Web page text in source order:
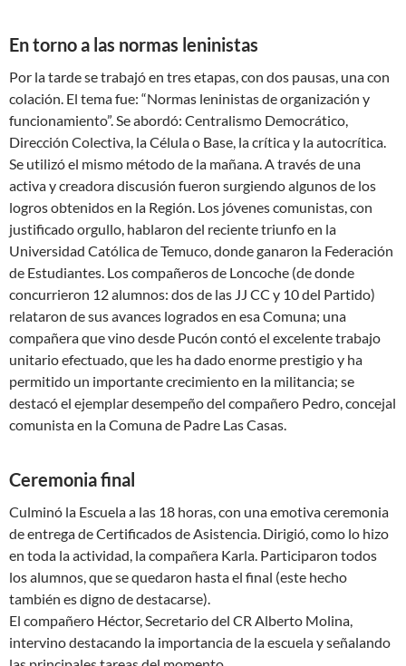
En torno a las normas leninistas
Por la tarde se trabajó en tres etapas, con dos pausas, una con
colación. El tema fue: “Normas leninistas de organización y
funcionamiento”. Se abordó: Centralismo Democrático,
Dirección Colectiva, la Célula o Base, la crítica y la autocrítica.
Se utilizó el mismo método de la mañana. A través de una
activa y creadora discusión fueron surgiendo algunos de los
logros obtenidos en la Región. Los jóvenes comunistas, con
justificado orgullo, hablaron del reciente triunfo en la
Universidad Católica de Temuco, donde ganaron la Federación
de Estudiantes. Los compañeros de Loncoche (de donde
concurrieron 12 alumnos: dos de las JJ CC y 10 del Partido)
relataron de sus avances logrados en esa Comuna; una
compañera que vino desde Pucón contó el excelente trabajo
unitario efectuado, que les ha dado enorme prestigio y ha
permitido un importante crecimiento en la militancia; se
destacó el ejemplar desempeño del compañero Pedro, concejal
comunista en la Comuna de Padre Las Casas.
Ceremonia final
Culminó la Escuela a las 18 horas, con una emotiva ceremonia
de entrega de Certificados de Asistencia. Dirigió, como lo hizo
en toda la actividad, la compañera Karla. Participaron todos
los alumnos, que se quedaron hasta el final (este hecho
también es digno de destacarse).
El compañero Héctor, Secretario del CR Alberto Molina,
intervino destacando la importancia de la escuela y señalando